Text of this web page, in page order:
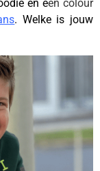
en een colour
. Welke is jouw